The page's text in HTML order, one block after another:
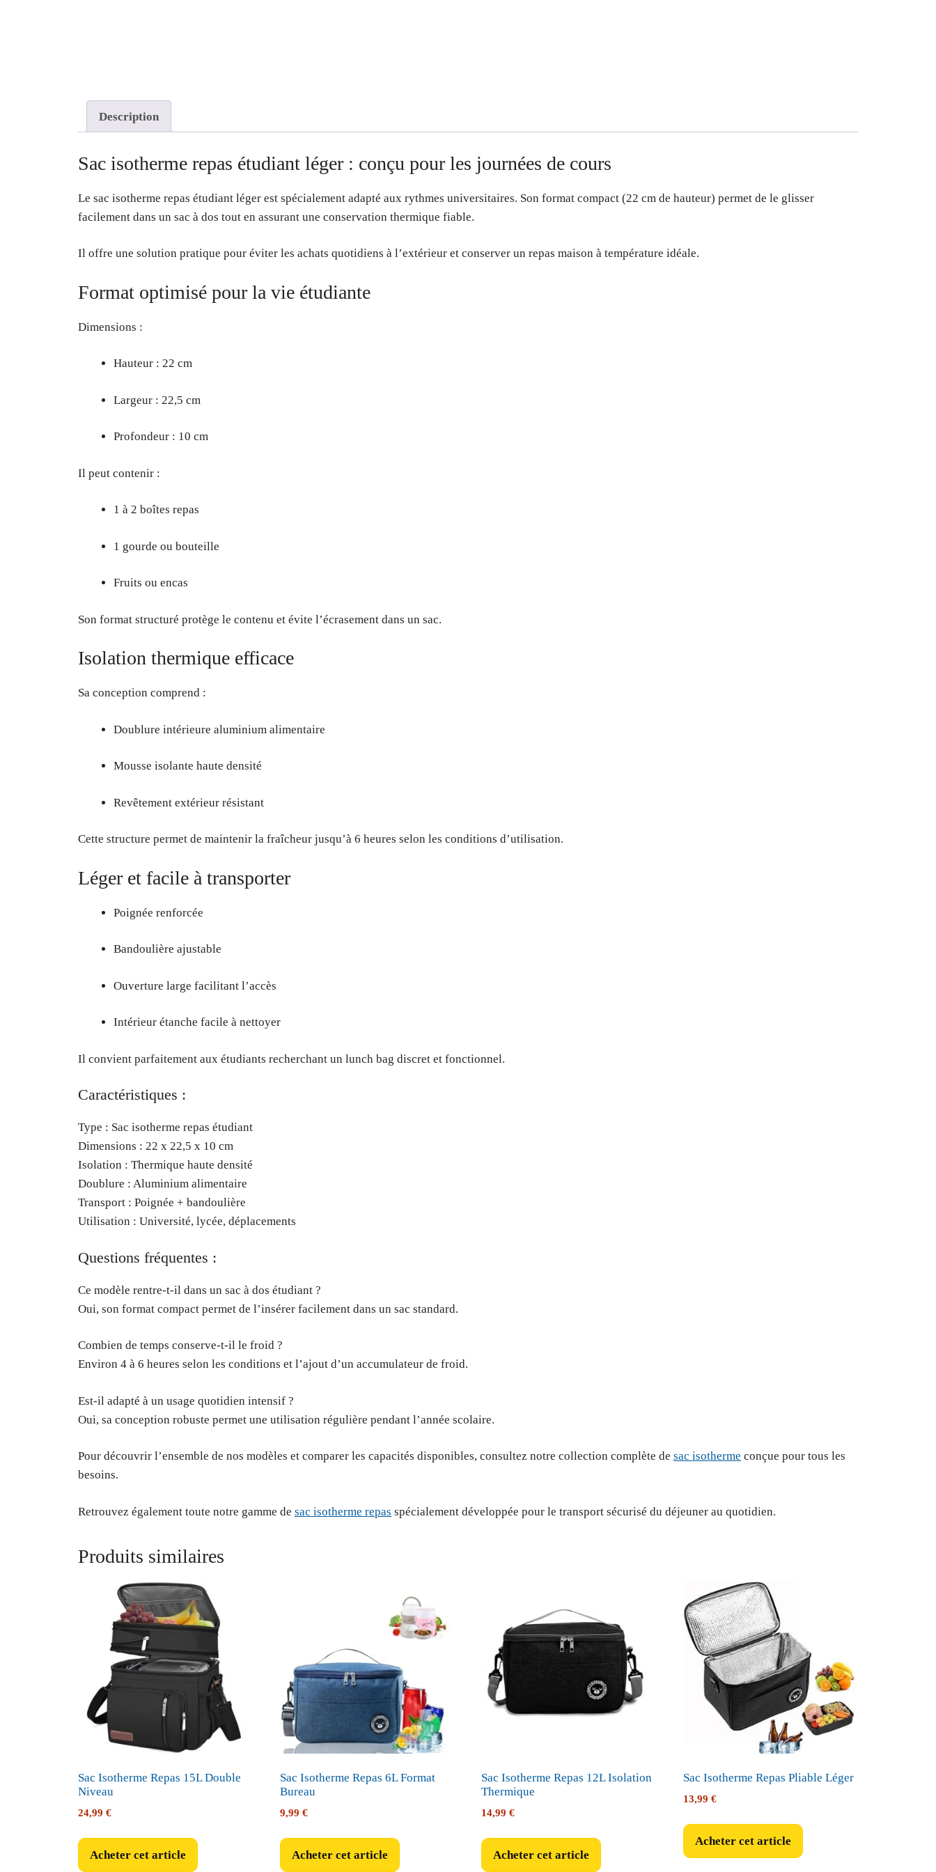
Description
Sac isotherme repas étudiant léger : conçu pour les journées de cours
Le sac isotherme repas étudiant léger est spécialement adapté aux rythmes universitaires. Son format compact (22 cm de hauteur) permet de le glisser
facilement dans un sac à dos tout en assurant une conservation thermique fiable.
Il offre une solution pratique pour éviter les achats quotidiens à l’extérieur et conserver un repas maison à température idéale.
Format optimisé pour la vie étudiante
Dimensions :
Hauteur : 22 cm
Largeur : 22,5 cm
Profondeur : 10 cm
Il peut contenir :
1 à 2 boîtes repas
1 gourde ou bouteille
Fruits ou encas
Son format structuré protège le contenu et évite l’écrasement dans un sac.
Isolation thermique efficace
Sa conception comprend :
Doublure intérieure aluminium alimentaire
Mousse isolante haute densité
Revêtement extérieur résistant
Cette structure permet de maintenir la fraîcheur jusqu’à 6 heures selon les conditions d’utilisation.
Léger et facile à transporter
Poignée renforcée
Bandoulière ajustable
Ouverture large facilitant l’accès
Intérieur étanche facile à nettoyer
Il convient parfaitement aux étudiants recherchant un lunch bag discret et fonctionnel.
Caractéristiques :
Type : Sac isotherme repas étudiant
Dimensions : 22 x 22,5 x 10 cm
Isolation : Thermique haute densité
Doublure : Aluminium alimentaire
Transport : Poignée + bandoulière
Utilisation : Université, lycée, déplacements
Questions fréquentes :
Ce modèle rentre-t-il dans un sac à dos étudiant ?
Oui, son format compact permet de l’insérer facilement dans un sac standard.
Combien de temps conserve-t-il le froid ?
Environ 4 à 6 heures selon les conditions et l’ajout d’un accumulateur de froid.
Est-il adapté à un usage quotidien intensif ?
Oui, sa conception robuste permet une utilisation régulière pendant l’année scolaire.
Pour découvrir l’ensemble de nos modèles et comparer les capacités disponibles, consultez notre collection complète de sac isotherme conçue pour tous les
besoins.
Retrouvez également toute notre gamme de sac isotherme repas spécialement développée pour le transport sécurisé du déjeuner au quotidien.
Produits similaires
Sac Isotherme Repas 15L Double
Niveau
24,99 €
Acheter cet article
Sac Isotherme Repas 6L Format
Bureau
9,99 €
Acheter cet article
Sac Isotherme Repas 12L Isolation
Thermique
14,99 €
Acheter cet article
Sac Isotherme Repas Pliable Léger
13,99 €
Acheter cet article